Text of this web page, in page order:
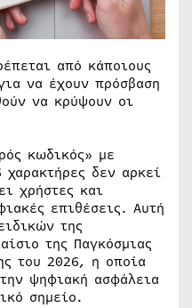
από κάποιους
να έχουν πρόσβαση
να κρύψουν οι
κωδικός» με
δεν αρκεί
χρήστες και
επιθέσεις. Αυτή
της
της Παγκόσμιας
του 2026, η οποία
ψηφιακή ασφάλεια
σημείο.